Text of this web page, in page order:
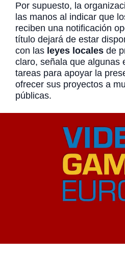
Por supuesto, la
las manos al indicar que
reciben una notificación
título dejará de estar
con las leyes locales de
claro, señala que algunas
tareas para apoyar la
ofrecer sus proyectos a
públicas.